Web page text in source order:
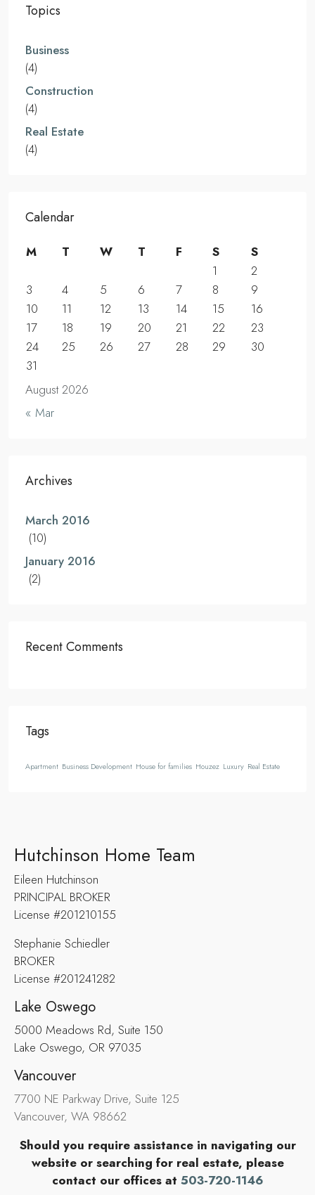
Topics
Business
(4)
Construction
(4)
Real Estate
(4)
Calendar
August 2026
M T W T F S
S
1
2
3
4 5 6 7 8
9
10
11 12 13 14 15
16
17
18 19 20 21 22
23
24
25 26 27 28 29
30
31
« Mar
Archives
March 2016
(10)
January 2016
(2)
Recent Comments
Tags
Apartment Business Development House for families Houzez Luxury Real Estate
Hutchinson Home Team
Eileen Hutchinson
PRINCIPAL BROKER
License #201210155
Stephanie Schiedler
BROKER
License #201241282
Lake Oswego
5000 Meadows Rd, Suite 150
Lake Oswego, OR 97035
Vancouver
7700 NE Parkway Drive, Suite 125
Vancouver, WA 98662
Should you require assistance in navigating our
website or searching for real estate, please
contact our offices at 503-720-1146